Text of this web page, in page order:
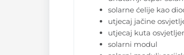
solarne ćelije kao
utjecaj jačine
utjecaj kuta
solarni modul